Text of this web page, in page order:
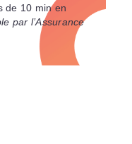
de 10 min en
par l’Assurance